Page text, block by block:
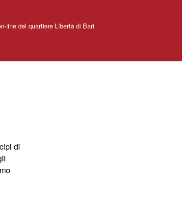
line del quartiere Libertà di Bari
di